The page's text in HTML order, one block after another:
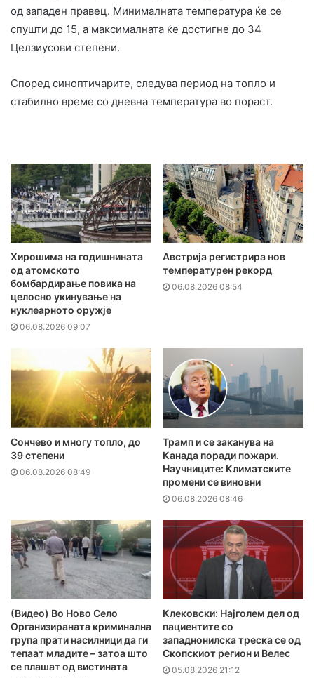
од западен правец. Минималната температура ќе се
спушти до 15, а максималната ќе достигне до 34
Целзиусови степени.
Според синоптичарите, следува период на топло и
стабилно време со дневна температура во пораст.
Хирошима на годишнината
од атомското
бомбардирање повика на
целосно укинување на
нуклеарното оружје
06.08.2026 09:07
Австрија регистрира нов
температурен рекорд
06.08.2026 08:54
Сончево и многу топло, до
39 степени
06.08.2026 08:49
Трамп и се заканува на
Канада поради пожари.
Научниците: Климатските
промени се виновни
06.08.2026 08:46
(Видео) Во Ново Село
Организираната криминална
група прати насилници да ги
тепаат младите – затоа што
се плашат од вистината
Клековски: Најголем дел од
пациентите сo
западнонилска треска се од
Скопскиот регион и Велес
05.08.2026 21:12